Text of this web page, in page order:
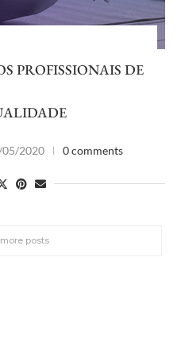
PROFISSIONAIS DE
05/2020 0 comments
posts